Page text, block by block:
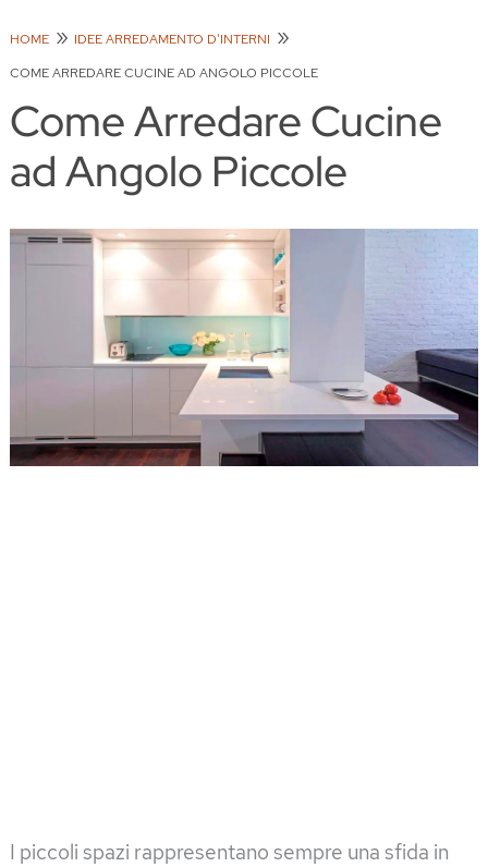
HOME
IDEE ARREDAMENTO D'INTERNI
COME ARREDARE CUCINE AD ANGOLO PICCOLE
Come Arredare Cucine
ad Angolo Piccole
I piccoli spazi rappresentano sempre una sfida in